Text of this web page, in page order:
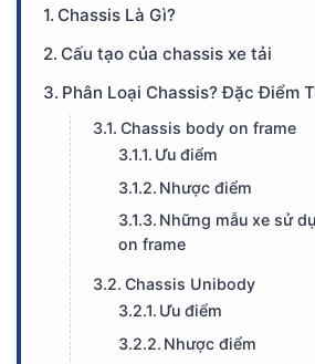
Chassis Là Gì?
Cấu tạo của chassis xe tải
Phân Loại Chassis? Đặc Điểm
Chassis body on frame
Ưu điểm
Nhược điểm
Những mẫu xe sử
on frame
Chassis Unibody
Ưu điểm
Nhược điểm